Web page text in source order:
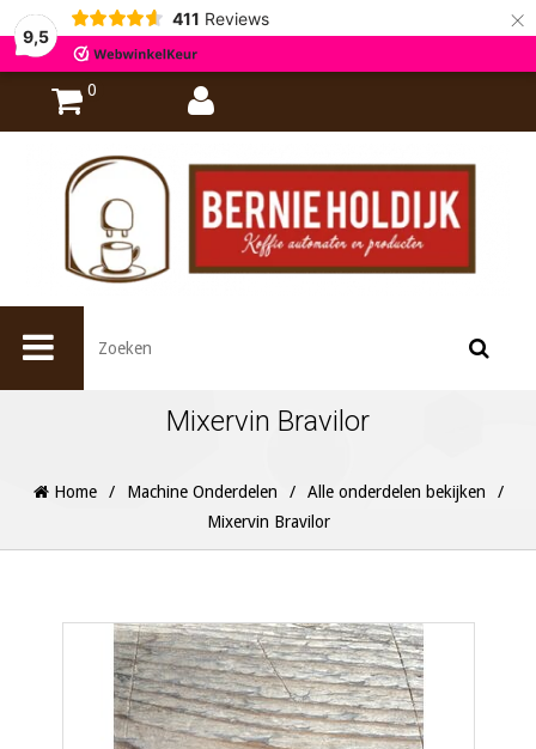
9,5
411 Reviews ×
0
Mixervin Bravilor
Home / Machine Onderdelen / Alle onderdelen bekijken
/
Mixervin Bravilor